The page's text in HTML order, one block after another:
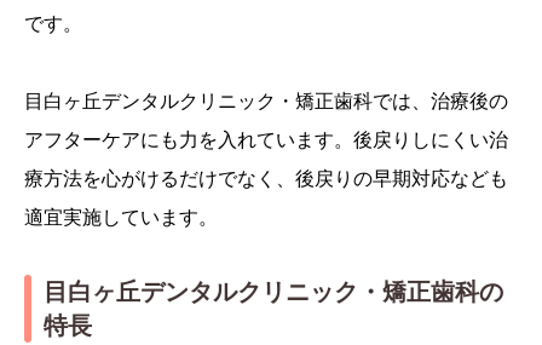
です。
目白ヶ丘デンタルクリニック・矯正歯科では、治療後の
アフターケアにも力を入れています。後戻りしにくい治
療方法を心がけるだけでなく、後戻りの早期対応なども
適宜実施しています。
目白ヶ丘デンタルクリニック・矯正歯科の
特長